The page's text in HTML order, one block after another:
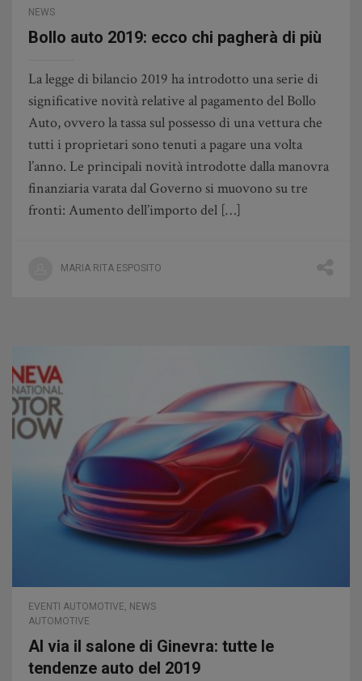
NEWS
Bollo auto 2019: ecco chi pagherà di più
La legge di bilancio 2019 ha introdotto una serie di
significative novità relative al pagamento del Bollo
Auto, ovvero la tassa sul possesso di una vettura che
tutti i proprietari sono tenuti a pagare una volta
l’anno. Le principali novità introdotte dalla manovra
finanziaria varata dal Governo si muovono su tre
fronti: Aumento dell’importo del […]
MARIA RITA ESPOSITO
EVENTI AUTOMOTIVE, NEWS
AUTOMOTIVE
Al via il salone di Ginevra: tutte le
tendenze auto del 2019